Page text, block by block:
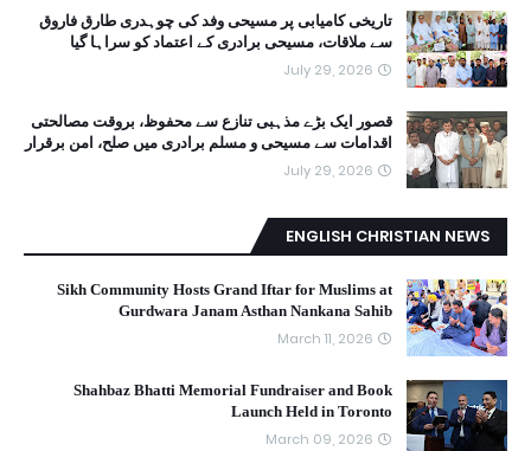
تاریخی کامیابی پر مسیحی وفد کی چوہدری طارق فاروق
سے ملاقات، مسیحی برادری کے اعتماد کو سراہا گیا
July 29, 2026
قصور ایک بڑے مذہبی تنازع سے محفوظ، بروقت مصالحتی
اقدامات سے مسیحی و مسلم برادری میں صلح، امن برقرار
July 29, 2026
ENGLISH CHRISTIAN NEWS
Sikh Community Hosts Grand Iftar for Muslims at
Gurdwara Janam Asthan Nankana Sahib
March 11, 2026
Shahbaz Bhatti Memorial Fundraiser and Book
Launch Held in Toronto
March 09, 2026